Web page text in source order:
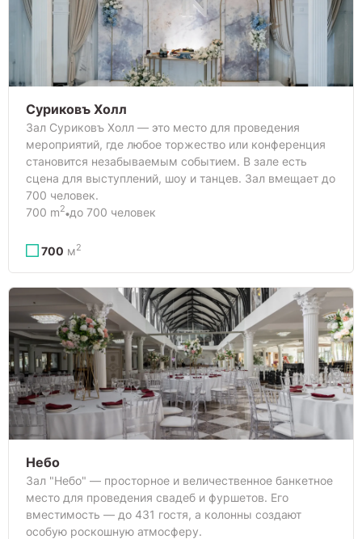
Суриковъ Холл
Зал Суриковъ Холл — это место для проведения
мероприятий, где любое торжество или конференция
становится незабываемым событием. В зале есть
сцена для выступлений, шоу и танцев. Зал вмещает до
700 человек.
700 m2 до 700 человек
700 м2
Небо
Зал "Небо" — просторное и величественное банкетное
место для проведения свадеб и фуршетов. Его
вместимость — до 431 гостя, а колонны создают
особую роскошную атмосферу.